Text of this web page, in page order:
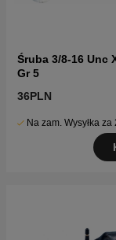
Śruba 3/8-16 Unc
Gr 5
36PLN
Na zam. Wysyłka za